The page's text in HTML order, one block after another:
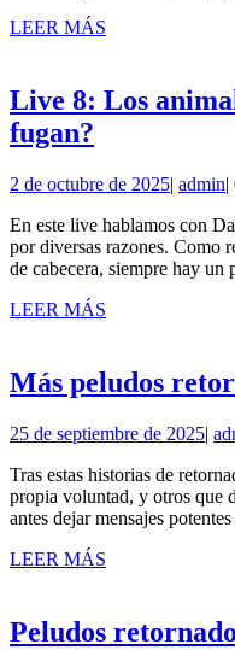
LEER MÁS
Live 8: Los
fugan?
Los
animales
se
o
fugan?
2 de octubre de 20252
octubre
de
2025
| admin|
En este live hablamos con
por diversas razones. Como
de cabecera, siempre hay un
LEER MÁS
Más peludos
25 de septiembre de 202525
de
|
Tras estas historias de
propia voluntad, y otros que
antes dejar mensajes
LEER MÁS
Peludos